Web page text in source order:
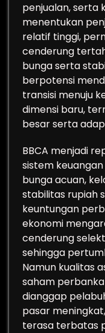
penjualan, serta
menentukan
relatif tinggi,
cenderung
bunga serta
berpotensi
transisi menuju
dimensi baru,
besar serta
BBCA menjadi
sistem
bunga acuan,
stabilitas rupiah
keuntungan
ekonomi
cenderung
sehingga
Namun kualitas
saham
dianggap
pasar
terasa terbatas